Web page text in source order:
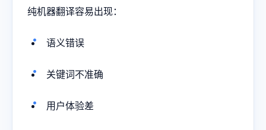
纯机器翻译容易出现：
语义错误
关键词不准确
用户体验差